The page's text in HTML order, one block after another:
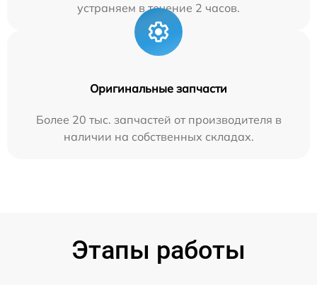
устраняем в течение 2 часов.
Оригинальные запчасти
Более 20 тыс. запчастей от производителя в
наличии на собственных складах.
Этапы работы